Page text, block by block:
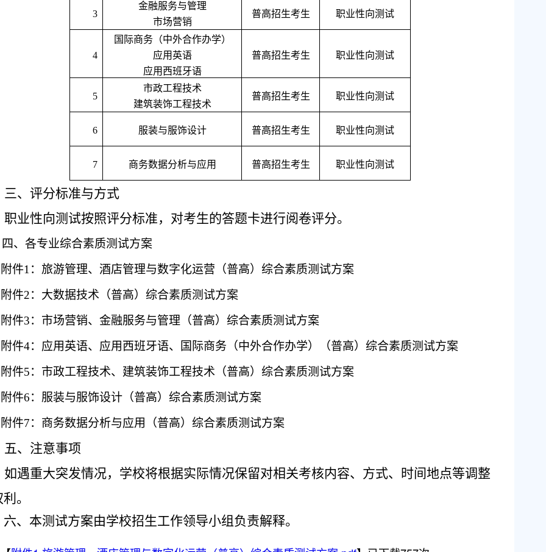
3
金融服务与管理
市场营销
普高招生考生 职业性向测试
4
国际商务（中外合作办学）
应用英语
应用西班牙语
普高招生考生 职业性向测试
5
市政工程技术
建筑装饰工程技术
普高招生考生 职业性向测试
6 服装与服饰设计 普高招生考生 职业性向测试
7 商务数据分析与应用 普高招生考生 职业性向测试
三、评分标准与方式
职业性向测试按照评分标准，对考生的答题卡进行阅卷评分。
四、 各专业综合素质测试方案
附件1：旅游管理、酒店管理与数字化运营（普高）综合素质测试方案
附件2：大数据技术（普高）综合素质测试方案
附件3：市场营销、金融服务与管理（普高）综合素质测试方案
附件4：应用英语、应用西班牙语、国际商务（中外合作办学）（普高）综合素质测试方案
附件5：市政工程技术、建筑装饰工程技术（普高）综合素质测试方案
附件6：服装与服饰设计（普高）综合素质测试方案
附件7：商务数据分析与应用（普高）综合素质测试方案
五、注意事项
如遇重大突发情况，学校将根据实际情况保留对相关考核内容、方式、时间地点等调整
。
六、本测试方案由学校招生工作领导小组负责解释。